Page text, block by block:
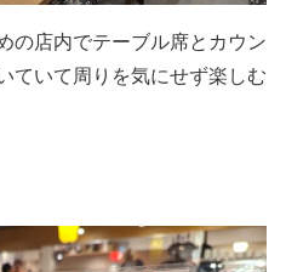
の店内でテーブル席とカウン
ていて周りを気にせず楽しむ